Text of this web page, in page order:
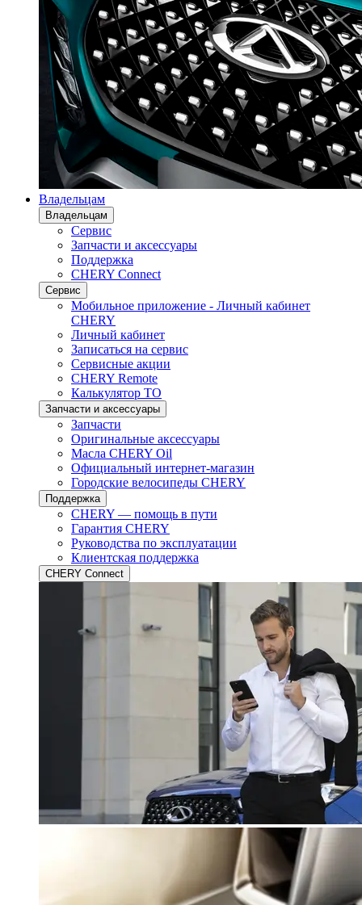
Владельцам
Владельцам
Сервис
Запчасти и аксессуары
Поддержка
CHERY Connect
Сервис
Мобильное приложение - Личный кабинет
CHERY
Личный кабинет
Записаться на сервис
Сервисные акции
CHERY Remote
Калькулятор ТО
Запчасти и аксессуары
Запчасти
Оригинальные аксессуары
Масла CHERY Oil
Официальный интернет-магазин
Городские велосипеды CHERY
Поддержка
CHERY — помощь в пути
Гарантия CHERY
Руководства по эксплуатации
Клиентская поддержка
CHERY Connect